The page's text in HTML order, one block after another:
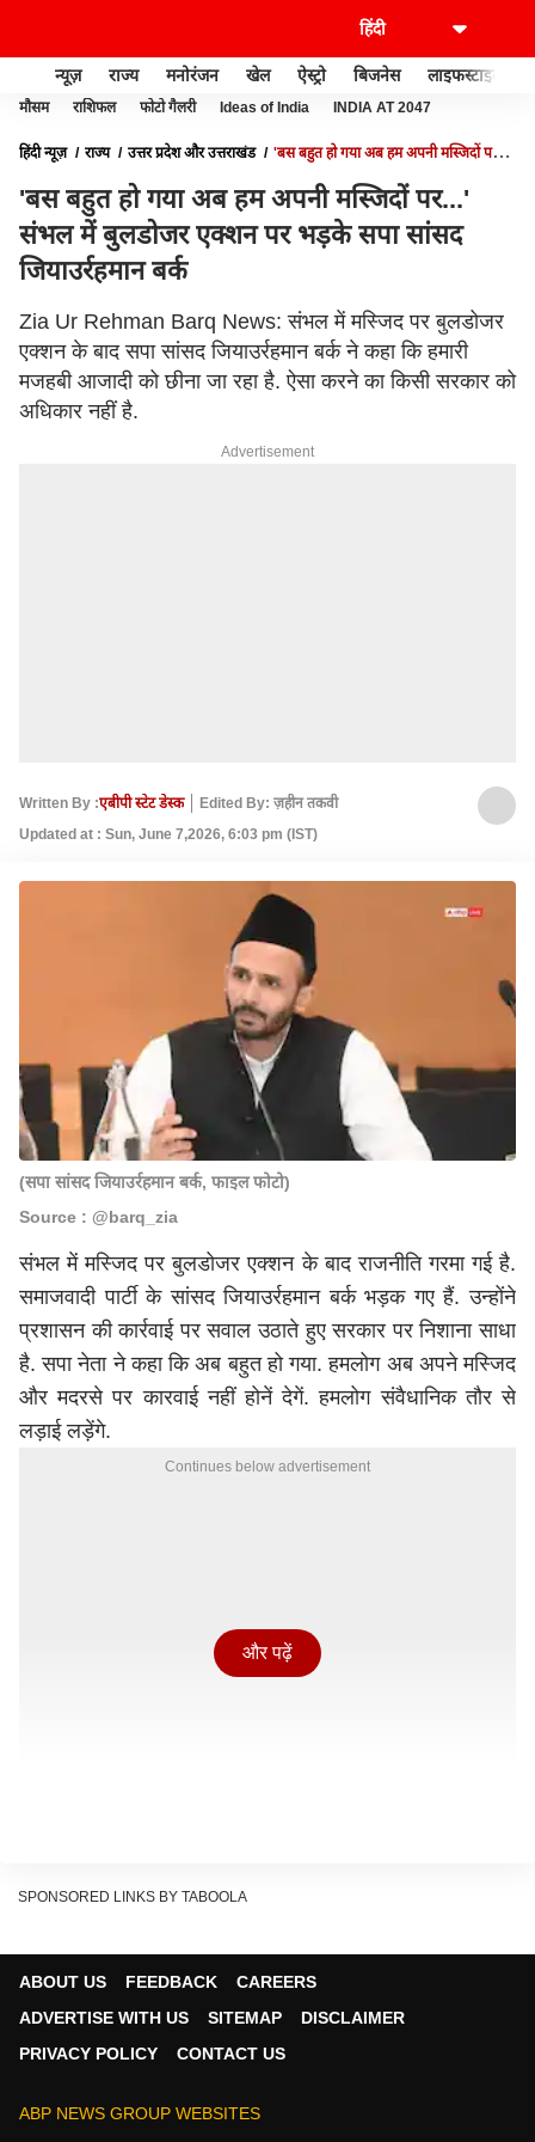
न्यूज़ राज्य मनोरंजन खेल ऐस्ट्रो बिजनेस लाइफस्टाइल
मौसम राशिफल फोटो गैलरी Ideas of India INDIA AT 2047
हिंदी न्यूज़ राज्य उत्तर प्रदेश और उत्तराखंड
'बस बहुत हो गया अब हम अपनी मस्जिदों पर...'
'बस बहुत हो गया अब हम अपनी मस्जिदों पर...'
संभल में बुलडोजर एक्शन पर भड़के सपा सांसद
जियाउर्रहमान बर्क
Zia Ur Rehman Barq News: संभल में मस्जिद पर बुलडोजर
एक्शन के बाद सपा सांसद जियाउर्रहमान बर्क ने कहा कि हमारी
मजहबी आजादी को छीना जा रहा है. ऐसा करने का किसी सरकार को
अधिकार नहीं है.
Advertisement
Written By :एबीपी स्टेट डेस्क
Edited By: ज़हीन तकवी
Updated at : Sun, June 7,2026, 6:03 pm (IST)
(सपा सांसद जियाउर्रहमान बर्क, फाइल फोटो)
Source : @barq_zia
संभल में मस्जिद पर बुलडोजर एक्शन के बाद राजनीति गरमा गई है.
समाजवादी पार्टी के सांसद जियाउर्रहमान बर्क भड़क गए हैं. उन्होंने
प्रशासन की कार्रवाई पर सवाल उठाते हुए सरकार पर निशाना साधा
है. सपा नेता ने कहा कि अब बहुत हो गया. हमलोग अब अपने मस्जिद
और मदरसे पर कारवाई नहीं होनें देगें. हमलोग संवैधानिक तौर से
लड़ाई लड़ेंगे.
Continues below advertisement
होता है अधिकारियों द्वारा आंखों पर पट्टी बांधकर एक तय निशाने के
और पढ़ें
SPONSORED LINKS BY TABOOLA
ABOUT US FEEDBACK
CAREERS
ADVERTISE WITH US
SITEMAP
DISCLAIMER
PRIVACY POLICY
CONTACT US
ABP NEWS GROUP WEBSITES